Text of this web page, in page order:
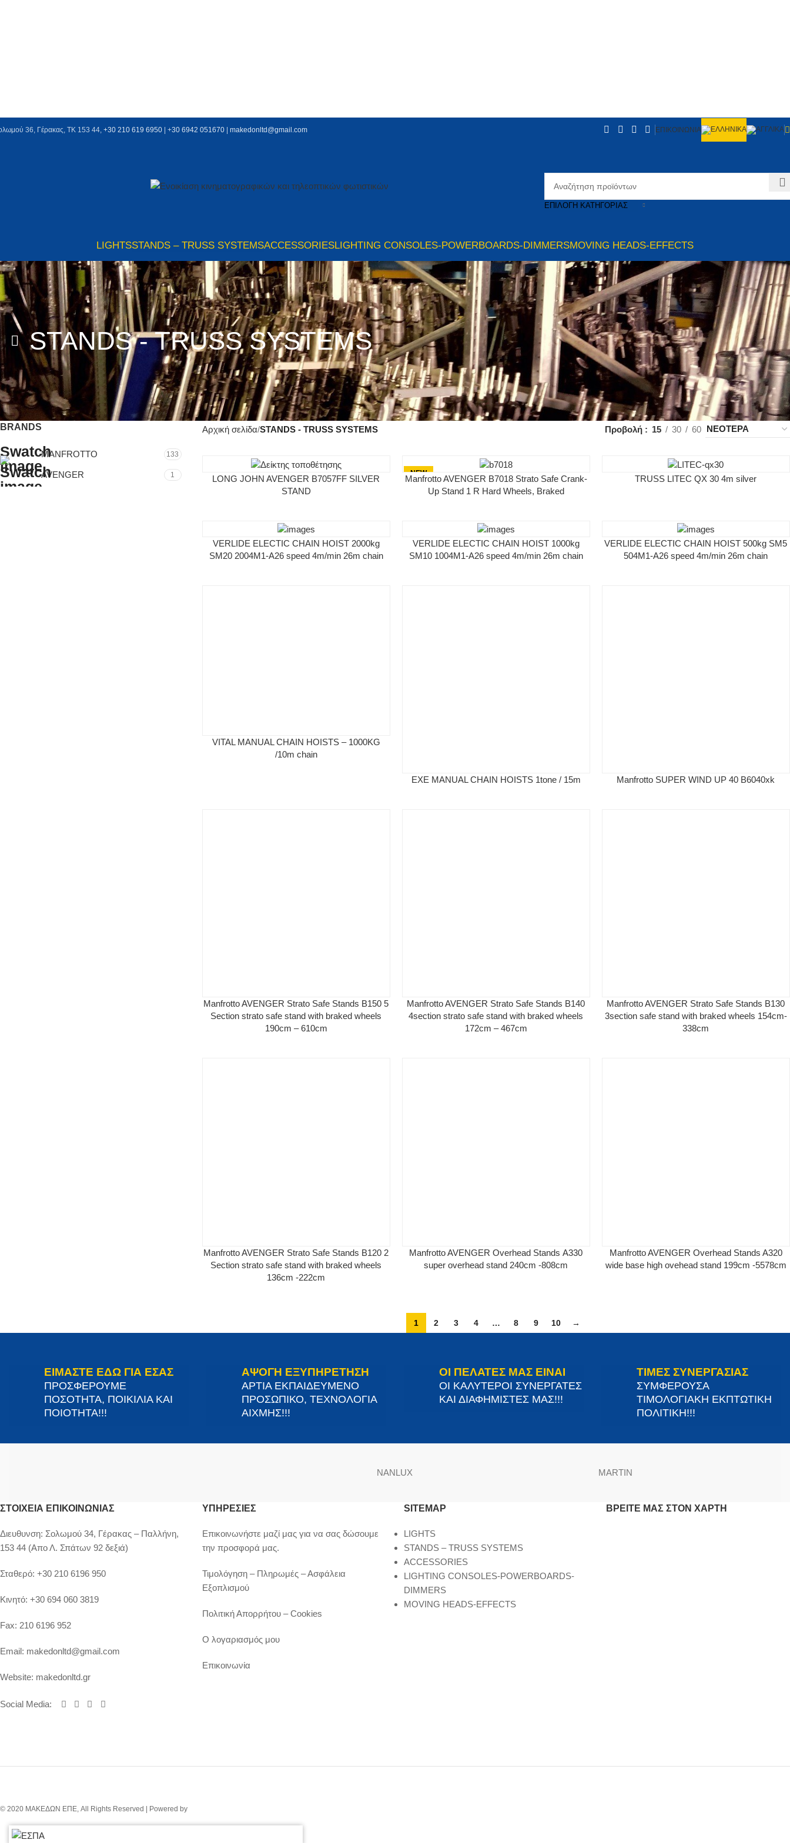
36, Γέρακας, ΤΚ 153 44, +30 210 619 6950 | +30 6942 051670 makedonltd@gmail.com ΕΠΙΚΟΙΝΩΝΙΑ
ΕΠΙΛΟΓΉ ΚΑΤΗΓΟΡΊΑΣ
LIGHTSSTANDS – TRUSS SYSTEMSACCESSORIESLIGHTING CONSOLES-POWERBOARDS-DIMMERSMOVING HEADS-EFFECTS
STANDS - TRUSS SYSTEMS
BRANDS
MANFROTTO 133
AVENGER 1
Αρχική σελίδα STANDS - TRUSS SYSTEMS Προβολή 15 30 60
LONG JOHN AVENGER B7057FF SILVER
STAND
NEW
Manfrotto AVENGER B7018 Strato Safe Crank-
Up Stand 1 R Hard Wheels, Braked
TRUSS LITEC QX 30 4m silver
VERLIDE ELECTIC CHAIN HOIST 2000kg
SM20 2004M1-A26 speed 4m/min 26m chain
VERLIDE ELECTIC CHAIN HOIST 1000kg
SM10 1004M1-A26 speed 4m/min 26m chain
VERLIDE ELECTIC CHAIN HOIST 500kg SM5
504M1-A26 speed 4m/min 26m chain
VITAL MANUAL CHAIN HOISTS – 1000KG
/10m chain
EXE MANUAL CHAIN HOISTS 1tone / 15m Manfrotto SUPER WIND UP 40 B6040xk
Manfrotto AVENGER Strato Safe Stands B150 5
Section strato safe stand with braked wheels
190cm – 610cm
Manfrotto AVENGER Strato Safe Stands B140
4section strato safe stand with braked wheels
172cm – 467cm
Manfrotto AVENGER Strato Safe Stands B130
3section safe stand with braked wheels 154cm-
338cm
Manfrotto AVENGER Strato Safe Stands B120 2
Section strato safe stand with braked wheels
136cm -222cm
Manfrotto AVENGER Overhead Stands Α330
super overhead stand 240cm -808cm
Manfrotto AVENGER Overhead Stands A320
wide base high ovehead stand 199cm -5578cm
1 2 3 4 … 8 9 10 →
ΕΙΜΑΣΤΕ ΕΔΩ ΓΙΑ ΕΣΑΣ
ΠΡΟΣΦΕΡΟΥΜΕ
ΠΟΣΟΤΗΤΑ, ΠΟΙΚΙΛΙΑ ΚΑΙ
ΠΟΙΟΤΗΤΑ!!!
ΑΨΟΓΗ ΕΞΥΠΗΡΕΤΗΣΗ
ΑΡΤΙΑ ΕΚΠΑΙΔΕΥΜΕΝΟ
ΠΡΟΣΩΠΙΚΟ, ΤΕΧΝΟΛΟΓΙΑ
ΑΙΧΜΗΣ!!!
ΟΙ ΠΕΛΑΤΕΣ ΜΑΣ ΕΙΝΑΙ
ΟΙ ΚΑΛΥΤΕΡΟΙ ΣΥΝΕΡΓΑΤΕΣ
ΚΑΙ ΔΙΑΦΗΜΙΣΤΕΣ ΜΑΣ!!!
ΤΙΜΕΣ ΣΥΝΕΡΓΑΣΙΑΣ
ΣΥΜΦΕΡΟΥΣΑ
ΤΙΜΟΛΟΓΙΑΚΗ ΕΚΠΤΩΤΙΚΗ
ΠΟΛΙΤΙΚΗ!!!
NANLUX MARTIN
ΣΤΟΙΧΕΊΑ ΕΠΙΚΟΙΝΩΝΊΑΣ
Διευθυνση: Σολωμού 34, Γέρακας – Παλλήνη,
153 44 (Απο Λ. Σπάτων 92 δεξιά)
Σταθερό: +30 210 6196 950
Κινητό: +30 694 060 3819
Fax: 210 6196 952
Email: makedonltd@gmail.com
Website: makedonltd.gr
Social Media:
ΥΠΗΡΕΣΙΕΣ
Επικοινωνήστε μαζί μας για να σας δώσουμε
την προσφορά μας.
Τιμολόγηση – Πληρωμές – Ασφάλεια
Εξοπλισμού
Πολιτική Απορρήτου – Cookies
Ο λογαριασμός μου
Επικοινωνία
SITEMAP
LIGHTS
STANDS – TRUSS SYSTEMS
ACCESSORIES
LIGHTING CONSOLES-POWERBOARDS-
DIMMERS
MOVING HEADS-EFFECTS
ΒΡΕΊΤΕ ΜΑΣ ΣΤΟΝ ΧΆΡΤΗ
© 2020 ΜΑΚΕΔΩΝ ΕΠΕ, All Rights Reserved | Powered by